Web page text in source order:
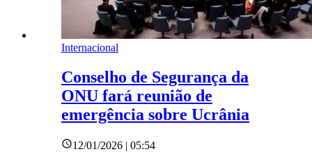
Internacional
Conselho de Segurança da
ONU fará reunião de
emergência sobre Ucrânia
12/01/2026 | 05:54